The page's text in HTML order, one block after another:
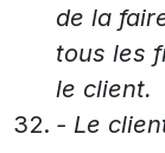
de la
tous les
le client.
- Le